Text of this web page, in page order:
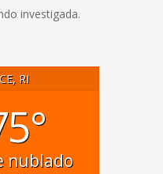
investigada.
RI
nublado